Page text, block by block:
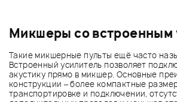
Микшеры со встроенным
Такие микшерные пульты ещё часто
Встроенный усилитель позволяет
акустику прямо в микшер. Основные
конструкции – более компактные
транспортировке и подключении,